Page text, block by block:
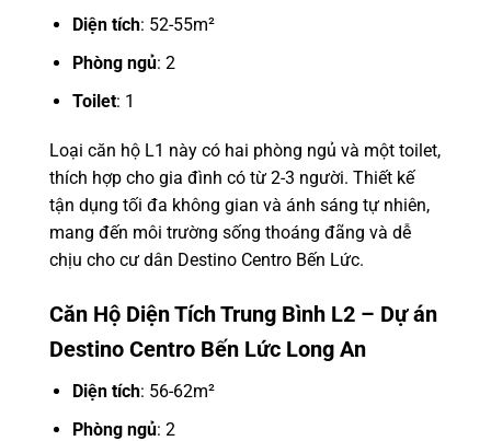
Diện tích: 52-55m²
Phòng ngủ: 2
Toilet: 1
Loại căn hộ L1 này có hai phòng ngủ và một toilet,
thích hợp cho gia đình có từ 2-3 người. Thiết kế
tận dụng tối đa không gian và ánh sáng tự nhiên,
mang đến môi trường sống thoáng đãng và dễ
chịu cho cư dân Destino Centro Bến Lức.
Căn Hộ Diện Tích Trung Bình L2 – Dự án
Destino Centro Bến Lức Long An
Diện tích: 56-62m²
Phòng ngủ: 2